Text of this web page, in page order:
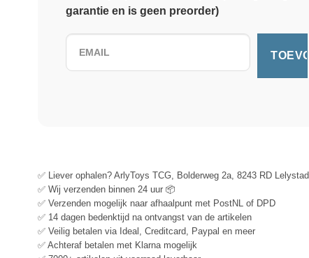
garantie en is geen preorder)
✅ Liever ophalen? ArlyToys TCG, Bolderweg 2a, 8243 RD Lelystad
✅ Wij verzenden binnen 24 uur 📦
✅ Verzenden mogelijk naar afhaalpunt met PostNL of DPD
✅ 14 dagen bedenktijd na ontvangst van de artikelen
✅ Veilig betalen via Ideal, Creditcard, Paypal en meer
✅ Achteraf betalen met Klarna mogelijk